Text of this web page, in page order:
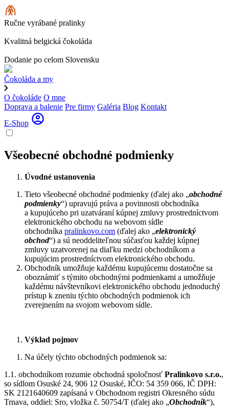
Ručne vyrábané pralinky
Kvalitná belgická čokoláda
Dodanie po celom Slovensku
Čokoláda a my
O čokoláde O mne
Doprava a balenie Pre firmy Galéria Blog Kontakt
E-Shop
Všeobecné obchodné podmienky
Úvodné ustanovenia
Tieto všeobecné obchodné podmienky (ďalej ako „obchodné
podmienky“) upravujú práva a povinnosti obchodníka
a kupujúceho pri uzatváraní kúpnej zmluvy prostredníctvom
elektronického obchodu na webovom sídle
obchodníka pralinkovo.com (ďalej ako „elektronický
obchod“) a sú neoddeliteľnou súčasťou každej kúpnej
zmluvy uzatvorenej na diaľku medzi obchodníkom a
kupujúcim prostredníctvom elektronického obchodu.
Obchodník umožňuje každému kupujúcemu dostatočne sa
oboznámiť s týmito obchodnými podmienkami a umožňuje
každému návštevníkovi elektronického obchodu jednoduchý
prístup k zneniu týchto obchodných podmienok ich
zverejnením na svojom webovom sídle.
Výklad pojmov
Na účely týchto obchodných podmienok sa:
1.1. obchodníkom rozumie obchodná spoločnosť Pralinkovo s.r.o.,
so sídlom Osuské 24, 906 12 Osuské, IČO: 54 359 066, IČ DPH:
SK 2121640609 zapísaná v Obchodnom registri Okresného súdu
Trnava, oddiel: Sro, vložka č. 50754/T (ďalej ako „Obchodník“),